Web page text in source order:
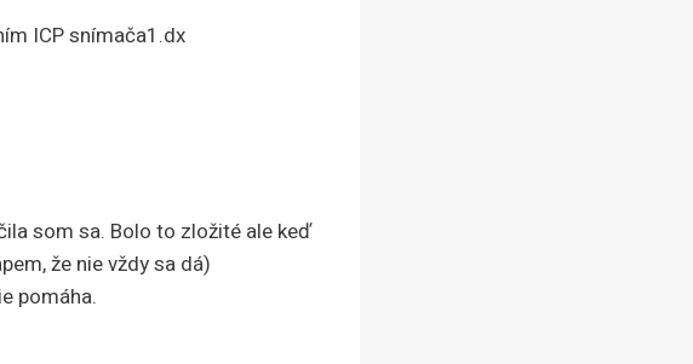
ICP snímača1.dx
som sa. Bolo to zložité ale keď
že nie vždy sa dá)
pomáha.